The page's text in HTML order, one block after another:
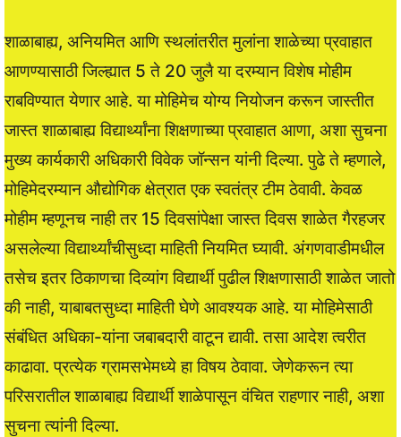
शाळाबाह्य, अनियमित आणि स्थलांतरीत मुलांना शाळेच्या प्रवाहात
आणण्यासाठी जिल्ह्यात 5 ते 20 जुलै या दरम्यान विशेष मोहीम
राबविण्यात येणार आहे. या मोहिमेच योग्य नियोजन करून जास्तीत
जास्त शाळाबाह्य विद्यार्थ्यांना शिक्षणाच्या प्रवाहात आणा, अशा सुचना
मुख्य कार्यकारी अधिकारी विवेक जॉन्सन यांनी दिल्या. पुढे ते म्हणाले,
मोहिमेदरम्यान औद्योगिक क्षेत्रात एक स्वतंत्र टीम ठेवावी. केवळ
मोहीम म्हणूनच नाही तर 15 दिवसांपेक्षा जास्त दिवस शाळेत गैरहजर
असलेल्या विद्यार्थ्यांचीसुध्दा माहिती नियमित घ्यावी. अंगणवाडीमधील
तसेच इतर ठिकाणचा दिव्यांग विद्यार्थी पुढील शिक्षणासाठी शाळेत जातो
की नाही, याबाबतसुध्दा माहिती घेणे आवश्यक आहे. या मोहिमेसाठी
संबंधित अधिका-यांना जबाबदारी वाटून द्यावी. तसा आदेश त्वरीत
काढावा. प्रत्येक ग्रामसभेमध्ये हा विषय ठेवावा. जेणेकरून त्या
परिसरातील शाळाबाह्य विद्यार्थी शाळेपासून वंचित राहणार नाही, अशा
सुचना त्यांनी दिल्या.